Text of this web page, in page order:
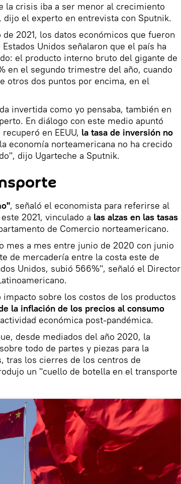
la crisis iba a ser menor al crecimiento
el experto en entrevista con Sputnik.
2021, los datos económicos que fueron
Unidos señalaron que el país ha
el producto interno bruto del gigante de
en el segundo trimestre del año, cuando
otros dos puntos por encima, en el
invertida como yo pensaba, también en
En diálogo con este medio apuntó
en EEUU, la tasa de inversión no
economía norteamericana no ha crecido
dijo Ugarteche a Sputnik.
, señaló el economista para referirse al
2021, vinculado a las alzas en las tasas
de Comercio norteamericano.
mes a mes entre junio de 2020 con junio
de mercadería entre la costa este de
Unidos, subió 566%", señaló el Director
sobre los costos de los productos
la inflación de los precios al consumo
económica post-pandémica.
desde mediados del año 2020, la
todo de partes y piezas para la
tras los cierres de los centros de
un "cuello de botella en el transporte